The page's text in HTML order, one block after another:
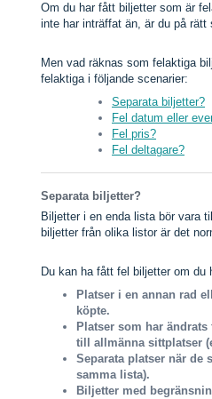
Om du har fått biljetter som är
inte har inträffat än, är du på rätt
Men vad räknas som felaktiga
felaktiga i följande scenarier:
Separata biljetter?
Fel datum eller
Fel pris?
Fel deltagare?
Separata biljetter?
Biljetter i en enda lista bör vara
biljetter från olika listor är det
Du kan ha fått fel biljetter om du
Platser i en annan rad
köpte.
Platser som har
till allmänna sittplatser
Separata platser när de
samma lista).
Biljetter med